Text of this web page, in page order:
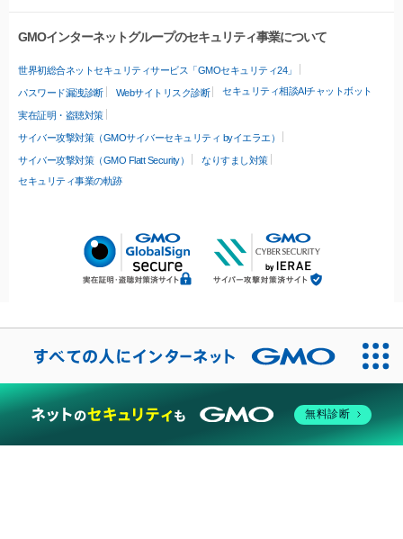
GMOインターネットグループのセキュリティ事業について
世界初総合ネットセキュリティサービス「GMOセキュリティ24」
パスワード漏洩診断 Webサイトリスク診断 セキュリティ相談AIチャットボット
実在証明・盗聴対策
サイバー攻撃対策（GMOサイバーセキュリティ byイエラエ）
サイバー攻撃対策（GMO Flatt Security）
なりすまし対策
セキュリティ事業の軌跡
無料診断